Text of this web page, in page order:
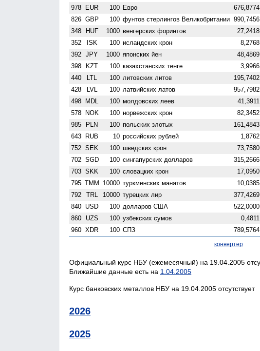
978 EUR 100 Евро 676,8774
826 GBP 100 фунтов стерлингов Велико­британии 990,7456
348 HUF 1000 венгерских форинтов 27,2418
352 ISK 100 исландских крон 8,2768
392 JPY 1000 японских йен 48,4869
398 KZT 100 казахстанских тенге 3,9966
440 LTL 100 литовских литов 195,7402
428 LVL 100 латвийских латов 957,7982
498 MDL 100 молдовских леев 41,3911
578 NOK 100 норвежских крон 82,3452
985 PLN 100 польских злотых 161,4843
643 RUB 10 российских рублей 1,8762
752 SEK 100 шведских крон 73,7580
702 SGD 100 сингапурских долларов 315,2666
703 SKK 100 словацких крон 17,0950
795 TMM 10000 туркменских манатов 10,0385
792 TRL 10000 турецких лир 377,4269
840 USD 100 долларов США 522,0000
860 UZS 100 узбекских сумов 0,4811
960 XDR 100 СПЗ 789,5764
конвертер
Официальный курс НБУ (ежемесячный) на 19.04.2005
Ближайшие данные есть на 1.04.2005
Курс банковских металлов НБУ на 19.04.2005 отсутствует
2026
2025